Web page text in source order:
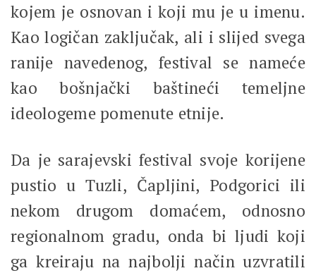
kojem je osnovan i koji mu je u imenu.
Kao logičan zaključak, ali i slijed svega
ranije navedenog, festival se nameće
kao bošnjački baštineći temeljne
ideologeme pomenute etnije.
Da je sarajevski festival svoje korijene
pustio u Tuzli, Čapljini, Podgorici ili
nekom drugom domaćem, odnosno
regionalnom gradu, onda bi ljudi koji
ga kreiraju na najbolji način uzvratili